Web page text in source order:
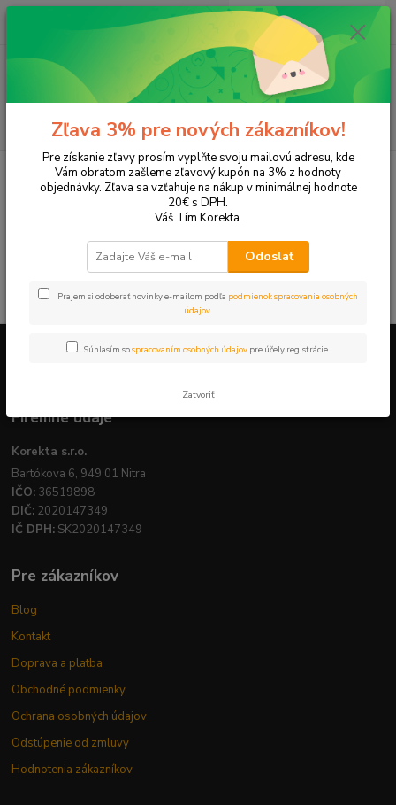
Hľadať
ks
za 0,00 EUR
Tonery a náplne do tlačiarní Canon NP 6216
V tejto kategórii nebol nájdený žiadny tovar.
Firemné údaje
Korekta s.r.o.
Bartókova 6, 949 01 Nitra
IČO: 36519898
DIČ: 2020147349
IČ DPH: SK2020147349
Pre zákazníkov
Blog
Kontakt
Doprava a platba
Obchodné podmienky
Ochrana osobných údajov
Odstúpenie od zmluvy
Hodnotenia zákazníkov
Zľava 3% pre nových zákazníkov!
Pre získanie zľavy prosím vyplňte svoju mailovú adresu, kde
Vám obratom zašleme zľavový kupón na 3% z hodnoty
objednávky. Zľava sa vzťahuje na nákup v minimálnej hodnote
20€ s DPH.
Váš Tím Korekta.
Odoslať
Prajem si odoberať novinky e-mailom podľa podmienok spracovania osobných
údajov.
Súhlasím sospracovaním osobných údajov pre účely registrácie.
Zatvoriť